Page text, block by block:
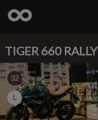
TIGER 660 RALLY
32
L